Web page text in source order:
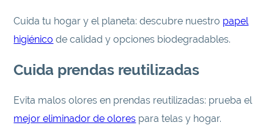
Cuida tu hogar y el planeta: descubre nuestro papel
higiénico de calidad y opciones biodegradables.
Cuida prendas reutilizadas
Evita malos olores en prendas reutilizadas: prueba el
mejor eliminador de olores para telas y hogar.